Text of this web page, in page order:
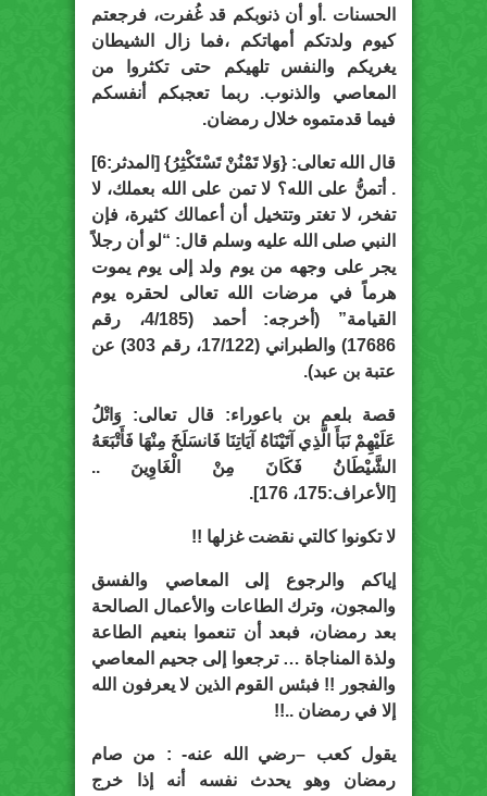
الحسنات .أو أن ذنوبكم قد غُفرت، فرجعتم
كيوم ولدتكم أمهاتكم ،فما زال الشيطان
يغريكم والنفس تلهيكم حتى تكثروا من
المعاصي والذنوب. ربما تعجبكم أنفسكم
فيما قدمتموه خلال رمضان.
قال الله تعالى: {وَلا تَمْنُنْ تَسْتَكْثِرُ} [المدثر:6]
. أتمنُّ على الله؟ لا تمن على الله بعملك، لا
تفخر، لا تغتر وتتخيل أن أعمالك كثيرة، فإن
النبي صلى الله عليه وسلم قال: “لو أن رجلاً
يجر على وجهه من يوم ولد إلى يوم يموت
هرماً في مرضات الله تعالى لحقره يوم
القيامة” (أخرجه: أحمد (4/185، رقم
17686) والطبراني (17/122، رقم 303) عن
عتبة بن عبد).
قصة بلعم بن باعوراء: قال تعالى: وَاتْلُ
عَلَيْهِمْ نَبَأَ الَّذِي آتَيْنَاهُ آيَاتِنَا فَانسَلَخَ مِنْهَا فَأَتْبَعَهُ
الشَّيْطَانُ فَكَانَ مِنْ الْغَاوِينَ ..
[الأعراف:175، 176].
لا تكونوا كالتي نقضت غزلها !!
إياكم والرجوع إلى المعاصي والفسق
والمجون، وترك الطاعات والأعمال الصالحة
بعد رمضان، فبعد أن تنعموا بنعيم الطاعة
ولذة المناجاة … ترجعوا إلى جحيم المعاصي
والفجور !! فبئس القوم الذين لا يعرفون الله
إلا في رمضان ..!!
يقول كعب –رضي الله عنه- : من صام
رمضان وهو يحدث نفسه أنه إذا خرج